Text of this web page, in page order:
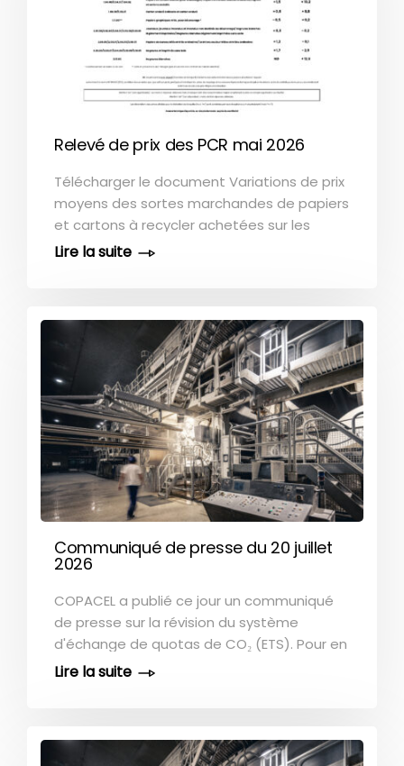
papiers et cartons à recycler est vérifié par
le cabinet indépendant PwC. COPACEL tient
à la disposition des tiers l’attestation de
PwC portant sur l’année 2020. [...]
Relevé de prix des PCR mai 2026
Télécharger le document Variations de prix
moyens des sortes marchandes de papiers
et cartons à recycler achetées sur les
marchés français et destinées aux usines
changé en octobre 2016, il n'est pas
possible de reconstituer une série de prix
pour les mois postérieurs à cette date. N. B.
: Le processus de traitement des prix des
papiers et cartons à recycler est vérifié par
le cabinet indépendant PwC. COPACEL tient
à la disposition des tiers l’attestation de
PwC portant sur l’année 2020. [...]
Communiqué de presse du 20 juillet
2026
COPACEL a publié ce jour un communiqué
de presse sur la révision du système
d'échange de quotas de CO₂ (ETS). Pour en
savoir plus, consultez le communiqué de